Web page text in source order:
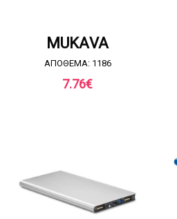
MUKAVA
ΑΠΟΘΕΜΑ: 1186
7.76€